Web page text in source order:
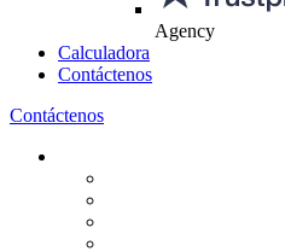
Agency
Calculadora
Contáctenos
Contáctenos